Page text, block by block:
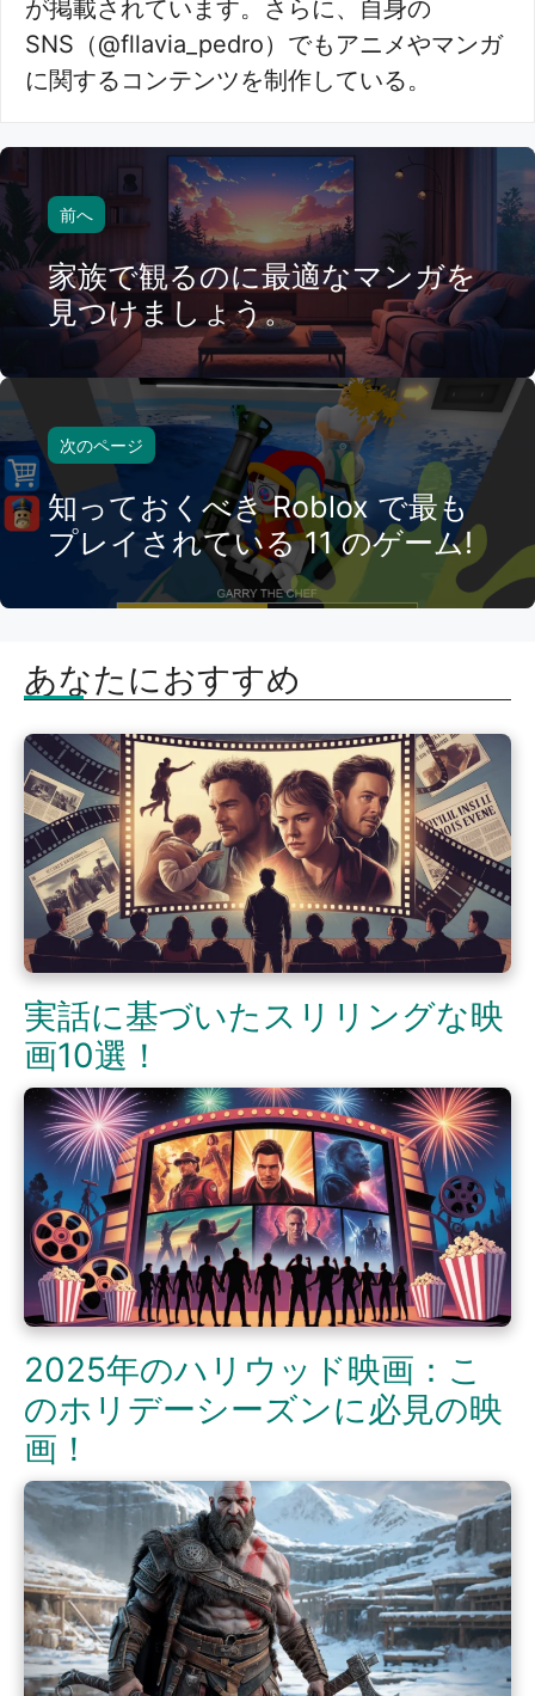
が掲載されています。さらに、自身の
SNS（@fllavia_pedro）でもアニメやマンガ
に関するコンテンツを制作している。
前へ
家族で観るのに最適なマンガを
見つけましょう。
次のページ
知っておくべき Roblox で最も
プレイされている 11 のゲーム!
あなたにおすすめ
実話に基づいたスリリングな映
画10選！
2025年のハリウッド映画：こ
のホリデーシーズンに必見の映
画！